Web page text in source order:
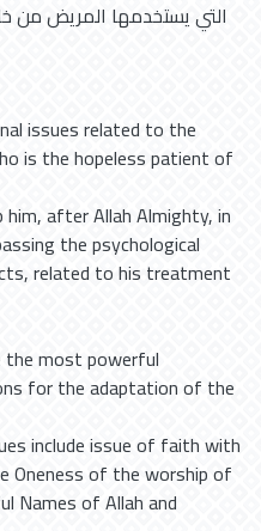
التي يستخدمها المريض من
issues related to the
is the hopeless patient of
after Allah Almighty, in
the psychological
related to his treatment
the most powerful
for the adaptation of the
include issue of faith with
Oneness of the worship of
Names of Allah and